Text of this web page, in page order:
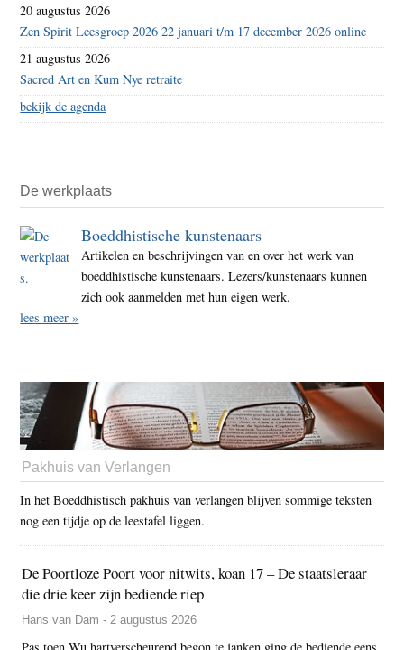
20 augustus 2026
Zen Spirit Leesgroep 2026 22 januari t/m 17 december 2026 online
21 augustus 2026
Sacred Art en Kum Nye retraite
bekijk de agenda
De werkplaats
Boeddhistische kunstenaars
Artikelen en beschrijvingen van en over het werk van
boeddhistische kunstenaars. Lezers/kunstenaars kunnen
zich ook aanmelden met hun eigen werk.
lees meer »
Pakhuis van Verlangen
In het Boeddhistisch pakhuis van verlangen blijven sommige teksten
nog een tijdje op de leestafel liggen.
De Poortloze Poort voor nitwits, koan 17 – De staatsleraar
die drie keer zijn bediende riep
Hans van Dam - 2 augustus 2026